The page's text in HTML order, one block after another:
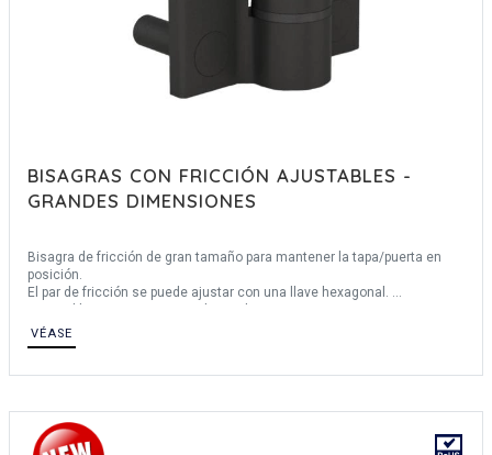
BISAGRAS CON FRICCIÓN AJUSTABLES -
GRANDES DIMENSIONES
Bisagra de fricción de gran tamaño para mantener la tapa/puerta en
posición.
El par de fricción se puede ajustar con una llave hexagonal.
Otras 3 versiones disponibles: con resorte, con función de retención o
de giro libre.
VÉASE